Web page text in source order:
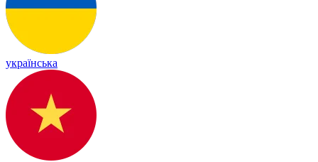
українська